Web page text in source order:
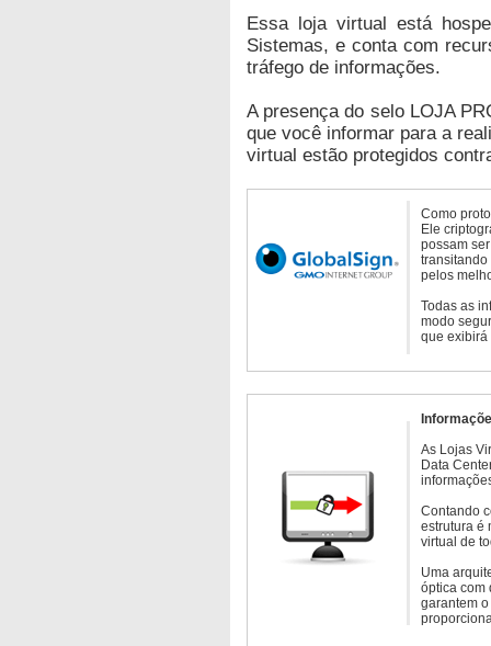
Essa loja virtual está
Sistemas, e conta com
tráfego de informações.
A presença do selo LOJA
que você informar para a
virtual estão protegidos
Como
Ele
possam
transitando
pelos
Todas as
modo
que exibirá
As Lojas
Data
Contando
estrutura é
virtual de
Uma
óptica com
garantem